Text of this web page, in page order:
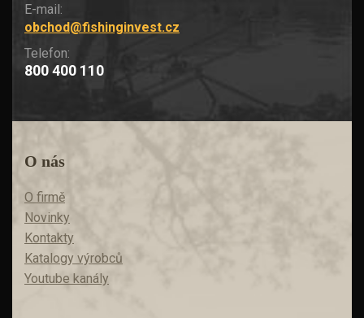
E-mail:
obchod@fishinginvest.cz
Telefon:
800 400 110
O nás
O firmě
Novinky
Kontakty
Katalogy výrobců
Youtube kanály